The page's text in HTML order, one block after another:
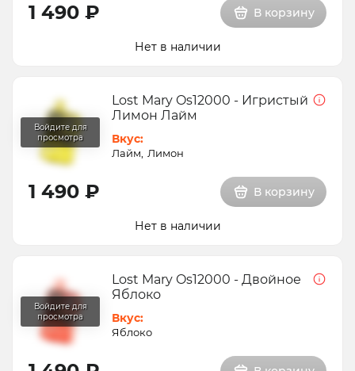
1 490 ₽ В корзину
Нет в наличии
Lost Mary Os12000 - Игристый
Лимон Лайм
Вкус:
Лайм Лимон
1 490 ₽ В корзину
Нет в наличии
Lost Mary Os12000 - Двойное
Яблоко
Вкус:
Яблоко